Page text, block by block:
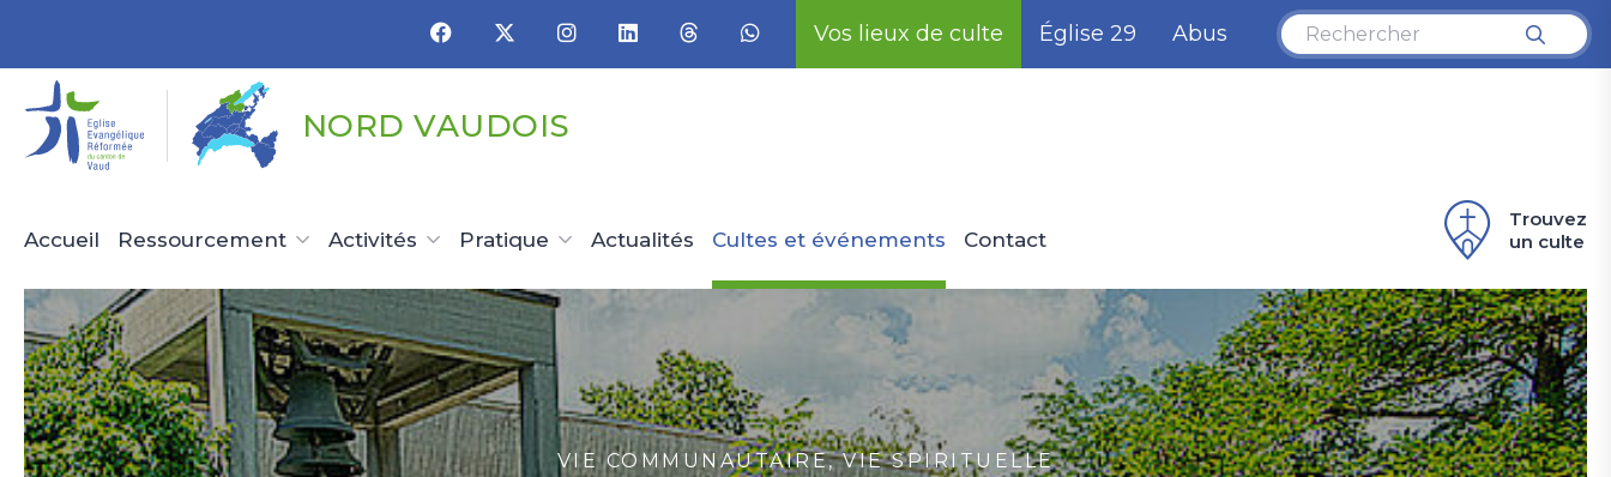
Vos lieux de culte Église 29 Abus
NORD VAUDOIS
Accueil Ressourcement Activités Pratique Actualités Cultes et événements Contact
Trouvez
un culte
VIE COMMUNAUTAIRE, VIE SPIRITUELLE